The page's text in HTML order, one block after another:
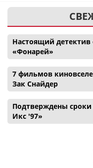
Настоящий
«Фонарей»
7 фильмов
Зак Снайдер
Подтверждены
Икс '97»